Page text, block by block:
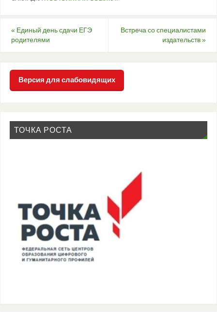
« Единый день сдачи ЕГЭ
родителями
Встреча со специалистами
издательств»
Версия для слабовидящих
ТОЧКА РОСТА